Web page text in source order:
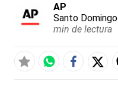
AP
Santo Domingo
min de lectura